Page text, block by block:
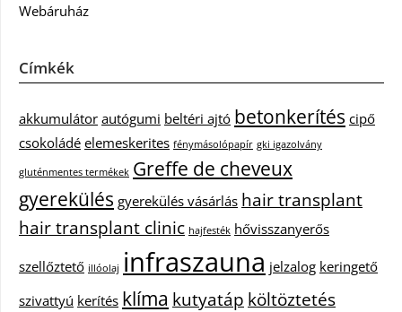
Webáruház
Címkék
akkumulátor autógumi beltéri ajtó betonkerítés cipő
csokoládé elemeskerites fénymásolópapír gki igazolvány
gluténmentes termékek Greffe de cheveux
gyerekülés gyerekülés vásárlás hair transplant
hair transplant clinic hajfesték hővisszanyerős
szellőztető illóolaj infraszauna jelzalog keringető
szivattyú kerítés klíma kutyatáp költöztetés